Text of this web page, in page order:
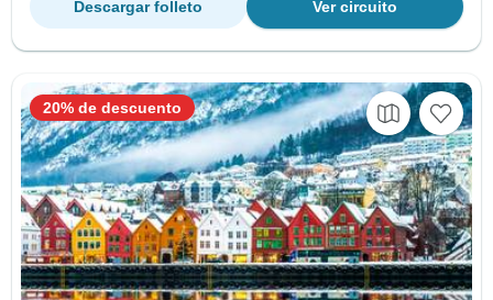
Ver circuito
Descargar folleto
20% de descuento